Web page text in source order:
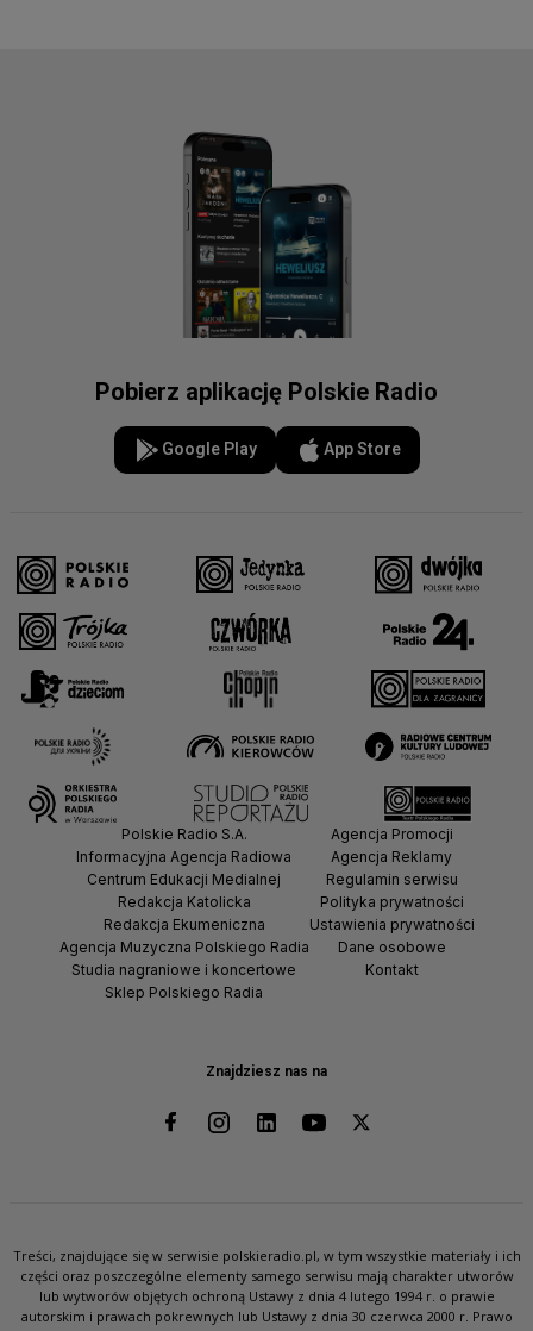
Pobierz aplikację Polskie Radio
Google Play App Store
Znajdziesz nas na
Polskie Radio S.A.
Informacyjna Agencja Radiowa
Centrum Edukacji Medialnej
Redakcja Katolicka
Redakcja Ekumeniczna
Agencja Muzyczna Polskiego Radia
Studia nagraniowe i koncertowe
Sklep Polskiego Radia
Agencja Promocji
Agencja Reklamy
Regulamin serwisu
Polityka prywatności
Ustawienia prywatności
Dane osobowe
Kontakt
Treści, znajdujące się w serwisie polskieradio.pl, w tym wszystkie materiały i ich
części oraz poszczególne elementy samego serwisu mają charakter utworów
lub wytworów objętych ochroną Ustawy z dnia 4 lutego 1994 r. o prawie
autorskim i prawach pokrewnych lub Ustawy z dnia 30 czerwca 2000 r. Prawo